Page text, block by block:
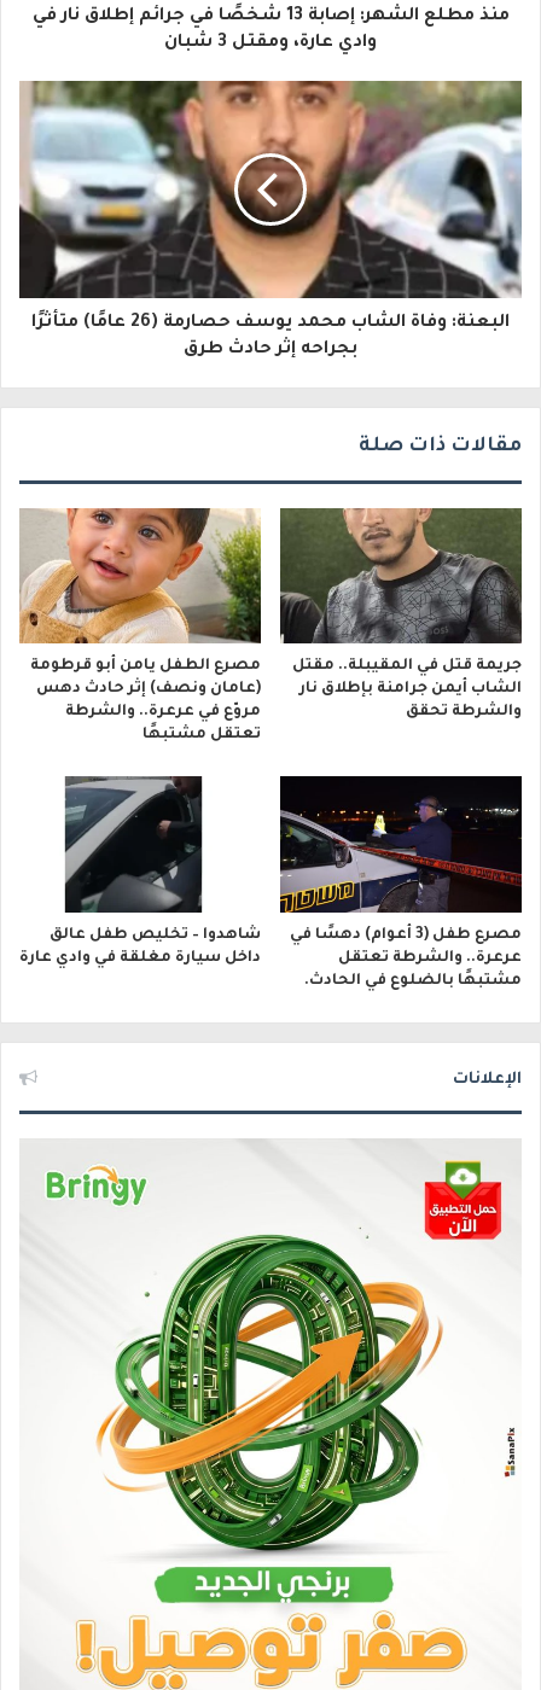
إ
ل
ر
و
منذ مطلع الشهر: إصابة 13 شخصًا في جرائم إطلاق نار في
وادي عارة، ومقتل 3 شبان
البعنة: وفاة الشاب محمد يوسف حصارمة (26 عامًا) متأثرًا
بجراحه إثر حادث طرق
مقالات ذات صلة
جريمة قتل في المقيبلة.. مقتل
الشاب أيمن جرامنة بإطلاق نار
والشرطة تحقق
مصرع الطفل يامن أبو قرطومة
(عامان ونصف) إثر حادث دهس
مروّع في عرعرة.. والشرطة
تعتقل مشتبهًا
مصرع طفل (3 أعوام) دهسًا في
عرعرة.. والشرطة تعتقل
مشتبهًا بالضلوع في الحادث.
شاهدوا – تخليص طفل عالق
داخل سيارة مغلقة في وادي عارة
الإعلانات